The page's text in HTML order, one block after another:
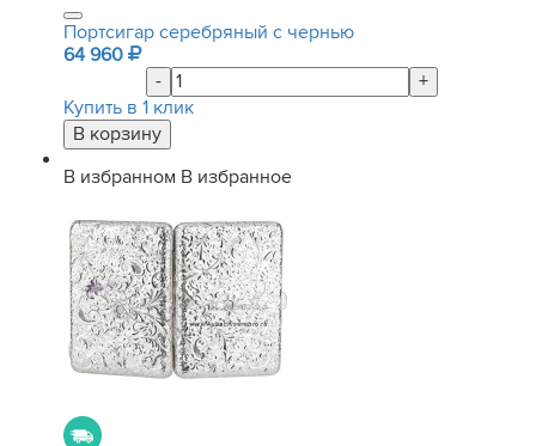
Портсигар серебряный с чернью
64 960
-
+
Купить в 1 клик
В избранном В избранное